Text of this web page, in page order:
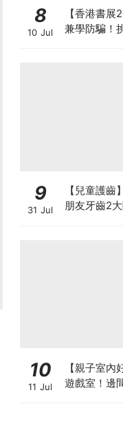
8
10 Jul
【香港書
兼學防騙！
9
31 Jul
【兒童護
朋友牙齒2
10
11 Jul
【親子室
遊戲室！邊